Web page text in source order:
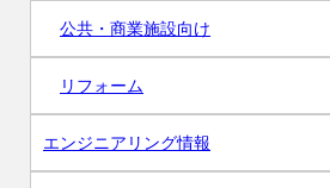
公共・商業施設向け
リフォーム
エンジニアリング情報